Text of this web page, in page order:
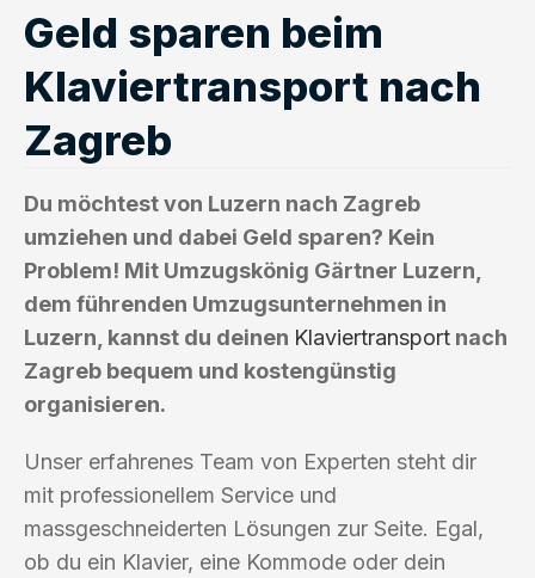
Geld sparen beim
Klaviertransport nach
Zagreb
Du möchtest von Luzern nach Zagreb
umziehen und dabei Geld sparen? Kein
Problem! Mit Umzugskönig Gärtner Luzern,
dem führenden Umzugsunternehmen in
Luzern, kannst du deinen Klaviertransport nach
Zagreb bequem und kostengünstig
organisieren.
Unser erfahrenes Team von Experten steht dir
mit professionellem Service und
massgeschneiderten Lösungen zur Seite. Egal,
ob du ein Klavier, eine Kommode oder dein